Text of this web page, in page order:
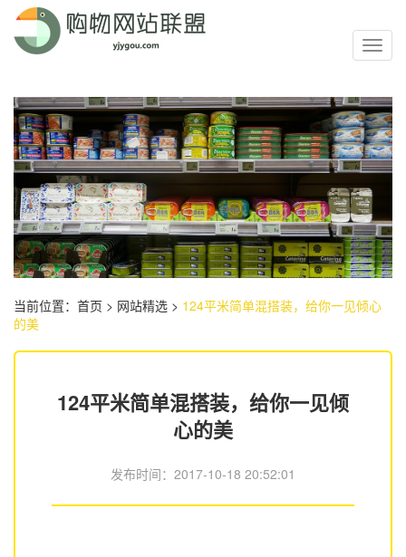
当前位置： 首页 > 网站精选 > 124平米简单混搭装，给你一见倾心
的美
124平米简单混搭装，给你一见倾
心的美
发布时间： 2017-10-18 20:52:01